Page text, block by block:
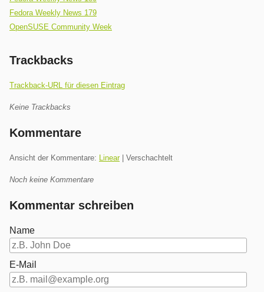
Fedora Weekly News 179
OpenSUSE Community Week
Trackbacks
Trackback-URL für diesen Eintrag
Keine Trackbacks
Kommentare
Ansicht der Kommentare: Linear| Verschachtelt
Noch keine Kommentare
Kommentar schreiben
Name
E-Mail